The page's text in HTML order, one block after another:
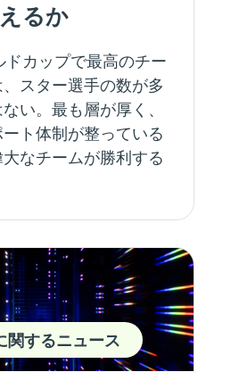
るか
ドカップで最高のチー
スター選手の数が多
い。最も層が厚く、
ト体制が整っている
なチームが勝利する
関するニュース